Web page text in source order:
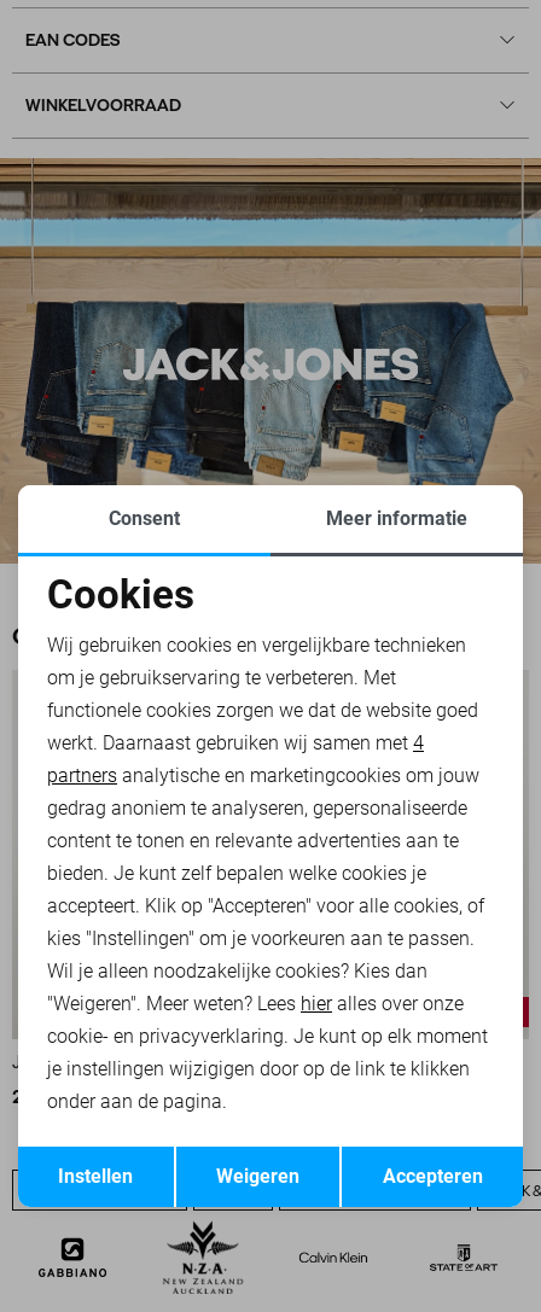
EAN CODES
WINKELVOORRAAD
OOK HET BEKIJKEN WAARD
-20%
JACK & JONES SWEATER
23,95 29,99
JACK & JONES SWEATER
JEANS JACK & JONES BASICS JACK
Noodzakelijke cookies
Personalisatie cookies
Analytische cookies
Marketing cookies
Terug Opslaan
Consent Meer informatie
Cookies
Wij gebruiken cookies en vergelijkbare technieken
om je gebruikservaring te verbeteren. Met
functionele cookies zorgen we dat de website goed
werkt. Daarnaast gebruiken wij samen met 4
partners analytische en marketingcookies om jouw
gedrag anoniem te analyseren, gepersonaliseerde
content te tonen en relevante advertenties aan te
bieden. Je kunt zelf bepalen welke cookies je
accepteert. Klik op "Accepteren" voor alle cookies, of
kies "Instellingen" om je voorkeuren aan te passen.
Wil je alleen noodzakelijke cookies? Kies dan
"Weigeren". Meer weten? Lees hieralles over onze
cookie- en privacyverklaring. Je kunt op elk moment
je instellingen wijzigigen door op de link te klikken
onder aan de pagina.
Accepteren
Weigeren
Instellen